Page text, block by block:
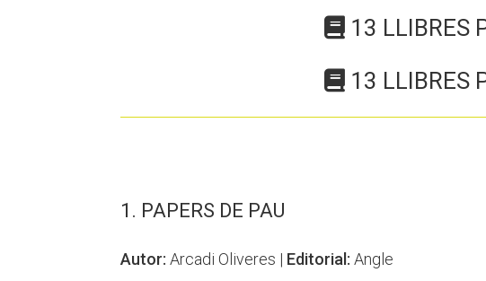
13 LLIBRES
13 LLIBRES
1. PAPERS DE PAU
Autor:Arcadi Oliveres | Editorial: Angle